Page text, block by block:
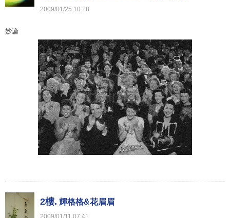
2009/01 /25 10:18
妙論
2樓. 輝格格&花眉眉
2009/01 /11 07:41